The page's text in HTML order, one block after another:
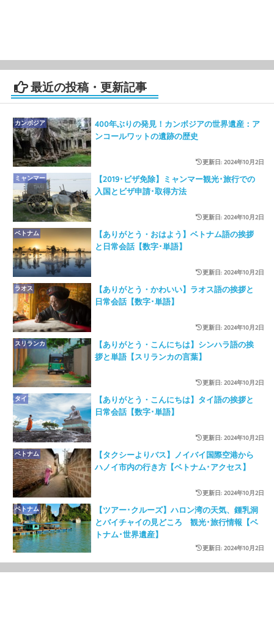
最近の投稿・更新記事
400年ぶりの発見！カンボジアの世界遺産：ア
ンコールワットの遺跡の歴史
カンボジア
更新日: 2024年10月2日
【2019･ビザ免除】ミャンマー観光･旅行での
入国とビザ申請･取得方法
ミャンマー
更新日: 2024年10月2日
【ありがとう・おはよう】ベトナム語の挨拶
と日常会話【数字･単語】
ベトナム
更新日: 2024年10月2日
【ありがとう・かわいい】ラオス語の挨拶と
日常会話【数字･単語】
ラオス
更新日: 2024年10月2日
【ありがとう・こんにちは】シンハラ語の挨
拶と単語【スリランカの言葉】
スリランカ
更新日: 2024年10月2日
【ありがとう・こんにちは】タイ語の挨拶と
日常会話【数字･単語】
タイ
更新日: 2024年10月2日
【タクシーよりバス】ノイバイ国際空港から
ハノイ市内の行き方【ベトナム･アクセス】
ベトナム
更新日: 2024年10月2日
【ツアー･クルーズ】ハロン湾の天気、鍾乳洞
とバイチャイの見どころ 観光･旅行情報【ベ
トナム･世界遺産】
ベトナム
更新日: 2024年10月2日